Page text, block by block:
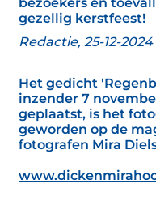
gezellig kerstfeest!
Redactie, 25-12-2024
Het gedicht
inzender 7
geplaatst, is het
geworden op de
fotografen Mira